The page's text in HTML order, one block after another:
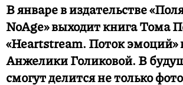
В январе в издательстве
NoAge» выходит книга Тома
«Heartstream. Поток эмоций»
Анжелики Голиковой. В
смогут делится не только